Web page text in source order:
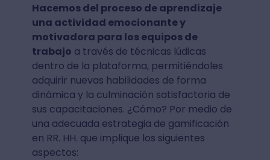
Hacemos del proceso de aprendizaje
una actividad emocionante y
motivadora para los equipos de
trabajo a través de técnicas lúdicas
dentro de la plataforma, permitiéndoles
adquirir nuevas habilidades de forma
dinámica y la culminación satisfactoria de
sus capacitaciones. ¿Cómo? Por medio de
una adecuada estrategia de gamificación
en RR. HH. que implique los siguientes
aspectos: